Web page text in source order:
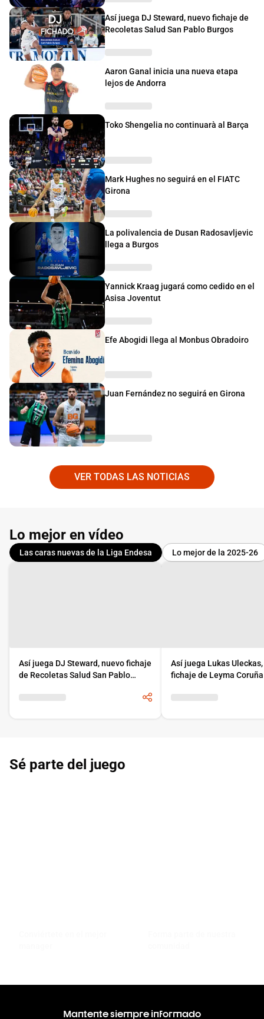
Así juega DJ Steward, nuevo fichaje de
Recoletas Salud San Pablo Burgos
Aaron Ganal inicia una nueva etapa
lejos de Andorra
Toko Shengelia no continuarà al Barça
Mark Hughes no seguirá en el FIATC
Girona
La polivalencia de Dusan Radosavljevic
llega a Burgos
Yannick Kraag jugará como cedido en el
Asisa Joventut
Efe Abogidi llega al Monbus Obradoiro
Juan Fernández no seguirá en Girona
VER TODAS LAS NOTICIAS
Lo mejor en vídeo
Las caras nuevas de la Liga Endesa Lo mejor de la 2025-26
Así juega DJ Steward, nuevo fichaje
de Recoletas Salud San Pablo
Así juega Lukas
fichaje de Leyma Coruña
Sé parte del juego
Mantente siempre informado